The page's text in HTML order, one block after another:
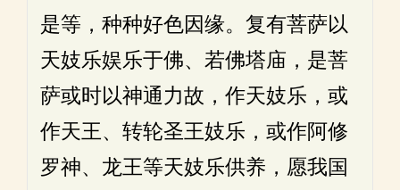
是等，种种好色因缘。复有菩萨以
天妓乐娱乐于佛、若佛塔庙，是菩
萨或时以神通力故，作天妓乐，或
作天王、转轮圣王妓乐，或作阿修
罗神、龙王等天妓乐供养，愿我国